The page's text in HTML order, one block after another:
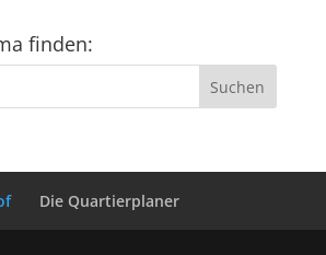
finden:
Die Quartierplaner